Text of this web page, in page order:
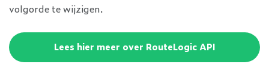
volgorde te wijzigen.
Lees hier meer over RouteLogic API